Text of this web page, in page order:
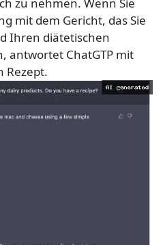
mit dem Gericht, das Sie
Ihren diätetischen
antwortet ChatGTP mit
Rezept.